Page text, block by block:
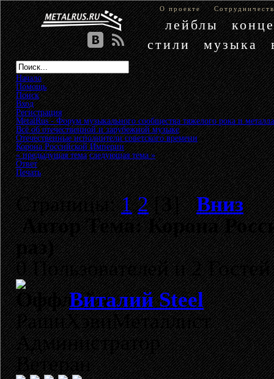
О проекте
лейблы
стили
музыка
Начало
Помощь
Поиск
Вход
Регистрация
MetalRus - Форум музыкального сообщества тяжелого рока и металла
Всё об отечественной и зарубежной музыке»
Отечественные исполнители советского времени»
Корона Российской Империи
« предыдущая тема следующая тема »
Ответ
Печать
Страницы:1 2[3]Вниз
АвторТема: Корона
раз)
0 Пользователей и 2
Виталий Steel
РашнХэвиМеталлист
Администратор
Ветеран